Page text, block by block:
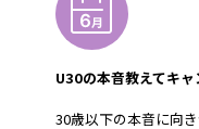
U30の本音教えてキャ
30歳以下の本音に向